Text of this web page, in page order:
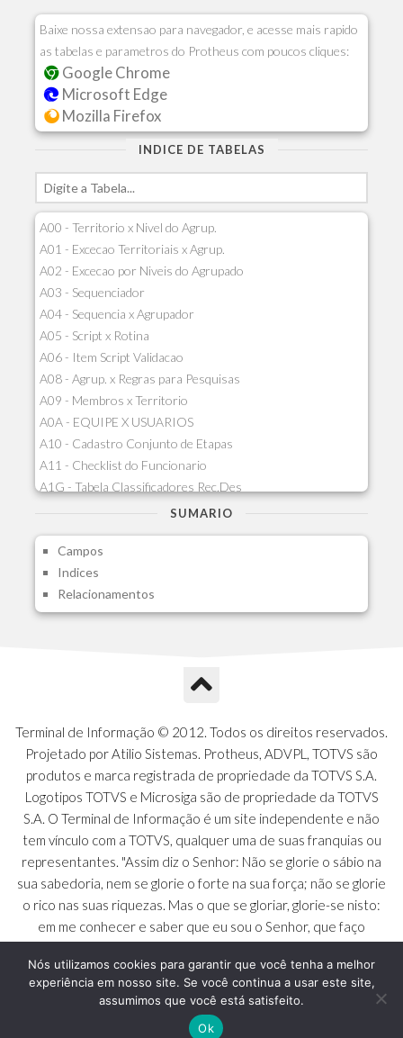
Baixe nossa extensao para navegador, e acesse mais rapido
as tabelas e parametros do Protheus com poucos cliques:
Google Chrome
Microsoft Edge
Mozilla Firefox
INDICE DE TABELAS
A00 - Territorio x Nivel do Agrup.
A01 - Excecao Territoriais x Agrup.
A02 - Excecao por Niveis do Agrupado
A03 - Sequenciador
A04 - Sequencia x Agrupador
A05 - Script x Rotina
A06 - Item Script Validacao
A08 - Agrup. x Regras para Pesquisas
A09 - Membros x Territorio
A0A - EQUIPE X USUARIOS
A10 - Cadastro Conjunto de Etapas
A11 - Checklist do Funcionario
A1G - Tabela Classificadores Rec.Des
A1H - Itens Tabela Classif.Rec.Desp.
A1J - Itens Aglutinadores Visao
A1N - Tipos de Card
A1O - Cards Dashboard
A1P - Tipos de Charts
A1S - Notificacoes do Vendedor
A1U - Intermediadores
A1V - Schemas - Gestao de Vendas
A1W - Campos do Schema
A1X - CFDI Complemento Carta Porte
A1Y - Carta Porte - Localizacoes
A1Z - Carta Porte - Operadores
A20 - Nota Explicativa - PCO
A21 - FONTES FINANC.PPA
A22 - Itens Fontes Financ.PPA
A23 - Inflacao para metas anuais
A24 - PIB Estadual para metas anuais
A25 - Receitas e Despesas Metais Anu
A26 - Deducao da Receita - MCASP
A27 - Divida Publica - Metas Aunias
A28 - Juros para metas aunias
SUMARIO
Campos
Indices
Relacionamentos
Terminal de Informação © 2012. Todos os direitos reservados.
Projetado por Atilio Sistemas. Protheus, ADVPL, TOTVS são
produtos e marca registrada de propriedade da TOTVS S.A.
Logotipos TOTVS e Microsiga são de propriedade da TOTVS
S.A. O Terminal de Informação é um site independente e não
tem vínculo com a TOTVS, qualquer uma de suas franquias ou
representantes. "Assim diz o Senhor: Não se glorie o sábio na
sua sabedoria, nem se glorie o forte na sua força; não se glorie
o rico nas suas riquezas. Mas o que se gloriar, glorie-se nisto:
em me conhecer e saber que eu sou o Senhor, que faço
Nós utilizamos cookies para garantir que você tenha a melhor
experiência em nosso site. Se você continua a usar este site,
assumimos que você está satisfeito.
Ok